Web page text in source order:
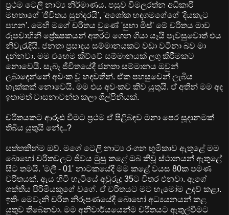
ප්‍රථම ටෙලි නාට්‍ය නිර්මාණය. පසුව විමලරත්න අධිකාරි
මහතාගේ 'ජීවිතය සුන්දරයි', 'අශෝක හඳගමගේගේ 'දියකැට
පහන'. මෙහි මගේ චරිතය වුණේ 'සුභා මිස්‌' මේ චරිතය මාව
රූපවාහිනි ප්‍රේක්‍ෂකයන් අතරට ගෙන ගියා යෑයි පැවසුවොත් එය
නිවැරැදියි. ජනතා ප්‍රසාදය සම්මානයකට වඩා වටිනා බව මා
දන්නවා. මම එහෙම කිව්වේ සම්මානයක්‌ ලගු කිරීමකට
නොවෙයි. සැබෑ ජීවිතයේදී ජනතා සම්මානය ඔවුන්
ලබාදෙන්නේ අවංක වූ හදවතින්. ඒක පහසුවෙන් ලැබිය
හැක්‌කක්‌ නොවෙයි. මම එය අවංකව කිව යුතුයි. ඒ අතින් මම අද
ඉතාමත් වාසනාවන්ත කලා ශිල්පිනියක්‌.
චරිතයකට ආරූඪ වීමට ප්‍රථම ඒ පිළිබඳව මනා පෙර සූදානමක්‌
තිබිය යුතුයි නේද..?
සත්තකින්ම ඔව්. මගේ ටෙලි නාට්‍ය රංගන භූමිකාව ඇතුළේ මම
බොහෝ චරිතවලට ජීවය මුසු කළේ ඔබ කිවූ ස්‌ථානයන් ඇතුළේ
සිට තමයි. 'මලී - 01' නාටකයේදී මම කළේ වයස 80ක පමණ
චරිතයක්‌. ඇය හිටි හැටියේ අවුරුදු 35ට විතර එනවා. ඇගේ
ශක්‌තිය පිරිමියකුගේ වගේ. ඒ චරිතයට මට හැමෝම උදව් කළා.
ඉතිං මෙවැනි චරිත නිරූපණයේදී බොහෝ අධ්‍යයනයන් කළ
යුතුව තිබෙනවා. මම අනිවාර්යයෙන්ම චරිතයට ඇතුල්වීමට